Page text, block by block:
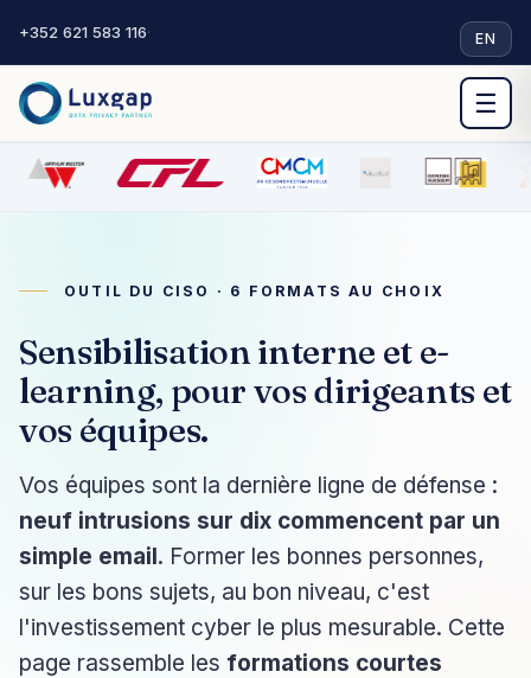
+352 621 583 116· EN
☰
OUTIL DU CISO · 6 FORMATS AU CHOIX
Sensibilisation interne et e-
learning, pour vos dirigeants et
vos équipes.
Vos équipes sont la dernière ligne de défense :
neuf intrusions sur dix commencent par un
simple email. Former les bonnes personnes,
sur les bons sujets, au bon niveau, c'est
l'investissement cyber le plus mesurable. Cette
page rassemble les formations courtes